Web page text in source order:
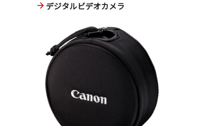
デジタルビデオカメラ